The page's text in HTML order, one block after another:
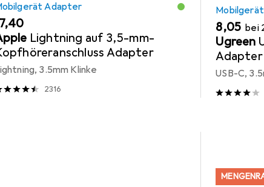
Adapter
Lightning auf 3,5-mm-
Adapter
3.5mm Klinke
2316
EUR
8,05 bei
Ugreen
Adapter
USB-C,